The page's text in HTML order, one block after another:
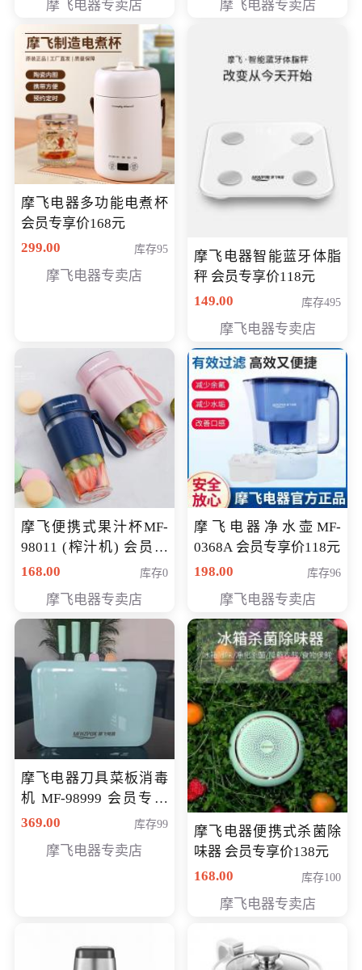
摩飞电器专卖店 摩飞电器专卖店
摩飞电器多功能电煮杯
会员专享价168元
299.00
库存95
摩飞电器专卖店
摩飞电器智能蓝牙体脂
秤 会员专享价118元
149.00
库存495
摩飞电器专卖店
摩飞便携式果汁杯MF-
98011 (榨汁机) 会员专
享价138元
168.00 库存0
摩飞电器专卖店
摩飞电器净水壶MF-
0368A 会员专享价118元
198.00
库存96
摩飞电器专卖店
摩飞电器刀具菜板消毒
机 MF-98999 会员专享
价286元
369.00 库存99
摩飞电器专卖店
摩飞电器便携式杀菌除
味器 会员专享价138元
168.00
库存100
摩飞电器专卖店